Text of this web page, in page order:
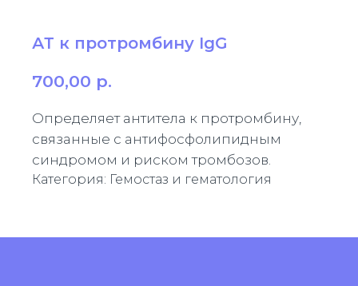
АТ к протромбину IgG
700,00 р.
Определяет антитела к протромбину,
связанные с антифосфолипидным
синдромом и риском тромбозов.
Категория: Гемостаз и гематология